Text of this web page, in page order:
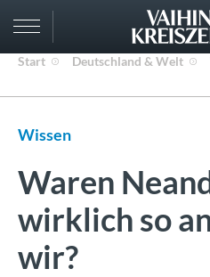
Start Deutschland & Welt
Wissen
Waren
wirklich so
wir?